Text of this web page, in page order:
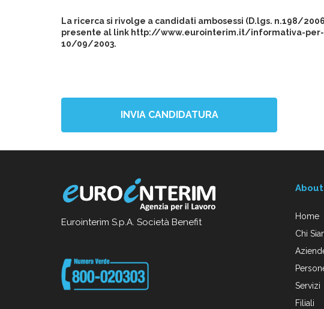
La ricerca si rivolge a candidati ambosessi (D.lgs. n.198/
presente al link http://www.eurointerim.it/informativa-per-i-
10/09/2003.
INVIA CANDIDATURA
Eurointerim S.p.A. Società Benefit
About
Home
Chi
Servizi
Filiali